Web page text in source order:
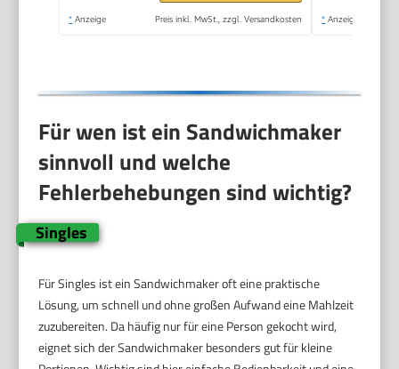
* Anzeige Preis inkl. MwSt., zzgl. Versandkosten * Anzeige
Für wen ist ein Sandwichmaker
sinnvoll und welche
Fehlerbehebungen sind wichtig?
Singles
Für Singles ist ein Sandwichmaker oft eine praktische
Lösung, um schnell und ohne großen Aufwand eine Mahlzeit
zuzubereiten. Da häufig nur für eine Person gekocht wird,
eignet sich der Sandwichmaker besonders gut für kleine